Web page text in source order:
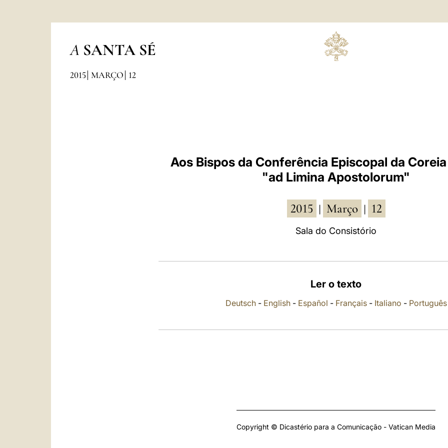
A SANTA SÉ
2015 MARÇO 12
Aos Bispos da Conferência Episcopal da
"ad Limina Apostolorum"
2015 Março 12
Sala do Consistório
Ler o texto
Deutsch- English- Español - Français- Italiano - Português
Copyright © Dicastério para a Comunicação - Vatican Media